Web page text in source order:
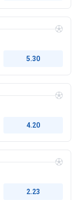
5.30
4.20
2.23